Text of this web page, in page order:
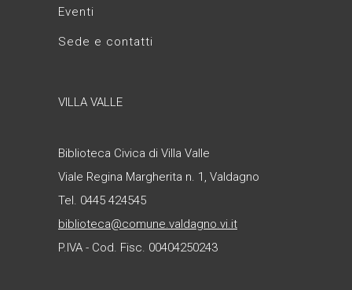
Eventi
Sede e contatti
VILLA VALLE
Biblioteca Civica di Villa Valle
Viale Regina Margherita n. 1, Valdagno
Tel. 0445 424545
biblioteca@comune.valdagno.vi.it
P.IVA - Cod. Fisc. 00404250243